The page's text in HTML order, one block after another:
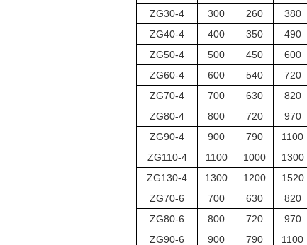
ZG30-4
300 260 380
ZG40-4
400 350 490
ZG50-4
500 450 600
ZG60-4
600 540 720
ZG70-4
700 630 820
ZG80-4
800 720 970
ZG90-4
900 790 1100
ZG110-4
1100 1000 1300
ZG130-4
1300 1200 1520
ZG70-6
700 630 820
ZG80-6
800 720 970
ZG90-6
900 790 1100